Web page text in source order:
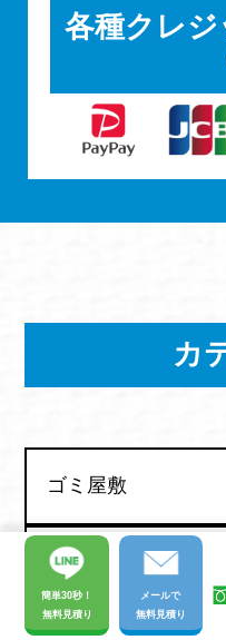
各種クレ
カ
ゴミ屋敷
不用品回収
簡単30秒！
無料見積り
メールで
無料見積り